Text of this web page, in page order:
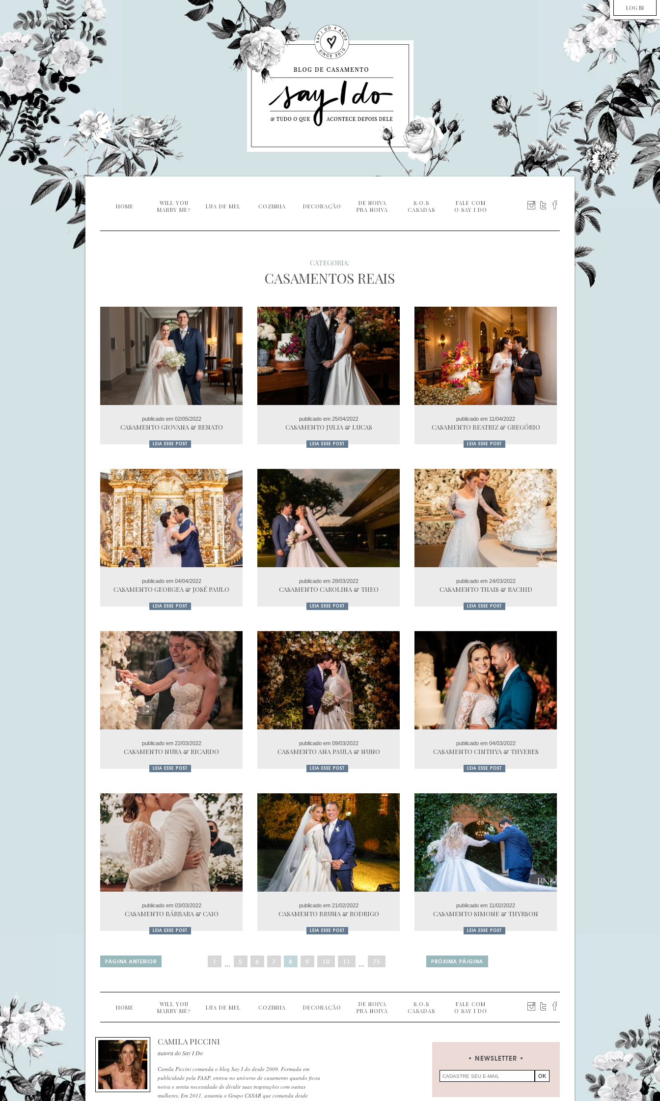
LOG IN
HOME
WILL YOU
MARRY ME?
LUA DE MEL COZINHA DECORAÇÃO
DE NOIVA
PRA NOIVA
S.O.S
CASADAS
FALE COM
O SAY I DO
CATEGORIA:
CASAMENTOS REAIS
publicado em 02/05/2022
CASAMENTO GIOVANA & RENATO
LEIA ESSE POST
publicado em 25/04/2022
CASAMENTO JULIA & LUCAS
LEIA ESSE POST
publicado em 11/04/2022
CASAMENTO BEATRIZ & GREGÓRIO
LEIA ESSE POST
publicado em 04/04/2022
CASAMENTO GEORGEA & JOSÉ PAULO
LEIA ESSE POST
publicado em 28/03/2022
CASAMENTO CAROLINA & THEO
LEIA ESSE POST
publicado em 24/03/2022
CASAMENTO THAIS & RACHID
LEIA ESSE POST
publicado em 22/03/2022
CASAMENTO NURA & RICARDO
LEIA ESSE POST
publicado em 09/03/2022
CASAMENTO ANA PAULA & NUNO
LEIA ESSE POST
publicado em 04/03/2022
CASAMENTO CINTHYA & THYERES
LEIA ESSE POST
publicado em 03/03/2022
CASAMENTO BÁRBARA & CAIO
LEIA ESSE POST
publicado em 21/02/2022
CASAMENTO BRUNA & RODRIGO
LEIA ESSE POST
publicado em 11/02/2022
CASAMENTO SIMONE & THYRSON
LEIA ESSE POST
PÁGINA ANTERIOR 1 5 6 7 8 9 10 11 75 PRÓXIMA PÃ¡GINA
HOME
WILL YOU
MARRY ME?
LUA DE MEL COZINHA DECORAÇÃO
DE NOIVA
PRA NOIVA
S.O.S
CASADAS
FALE COM
O SAY I DO
CAMILA PICCINI
autora do Say I Do
Camila Piccini comanda o blog Say I do desde 2009. Formada em
publicidade pela FAAP, entrou no universo de casamento quando ficou
noiva e sentiu necessidade de dividir suas inspirações com outras
mulheres. Em 2011, assumiu o Grupo CASAR que comanda desde
NEWSLETTER